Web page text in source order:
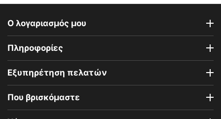
Ο λογαριασμός μου
Πληροφορίες
Εξυπηρέτηση πελατών
Που βρισκόμαστε